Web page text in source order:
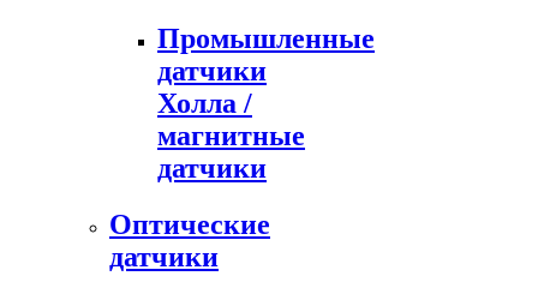
Промышленные
датчики
Холла /
магнитные
датчики
Оптические
датчики